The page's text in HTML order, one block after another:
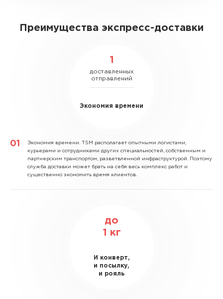
Преимущества экспресс-доставки
1
доставленных
отправлений
Экономия времени
Экономия времени. TSM располагает опытными логистами,
курьерами и сотрудниками других специальностей, собственным и
партнерским транспортом, разветвленной инфраструктурой. Поэтому
служба доставки может брать на себя весь комплекс работ и
существенно экономить время клиентов.
до
1
кг
И конверт,
и посылку,
и рояль